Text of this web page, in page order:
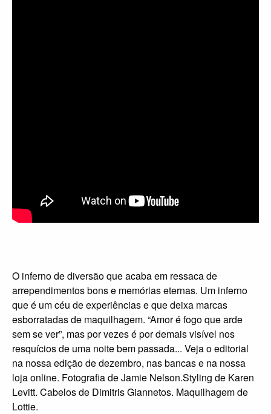
O inferno de diversão que acaba em ressaca de
arrependimentos bons e memórias eternas. Um inferno
que é um céu de experiências e que deixa marcas
esborratadas de maquilhagem. “Amor é fogo que arde
sem se ver”, mas por vezes é por demais visível nos
resquícios de uma noite bem passada... Veja o editorial
na nossa edição de dezembro, nas bancas e na nossa
loja online. Fotografia de Jamie Nelson.Styling de Karen
Levitt. Cabelos de Dimitris Giannetos. Maquilhagem de
Lottie.